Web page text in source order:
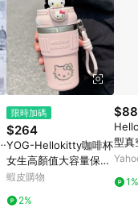
使用東森購物
樂透金、東森現金
ETMall之結帳頁面
饋點數」機制(特
同一商品不論件數
回饋機制為準。
新會有時間差，
物ETMall銷售網
，請務必於訂單
180天(含)以上進
限指定商品使
商品與使用條件
限時加碼
$264
YOG-Hellokitty咖啡杯
女生高顏值大容量保溫
杯可愛學生上課便攜吸
蝦皮購物
2%
型真
1%